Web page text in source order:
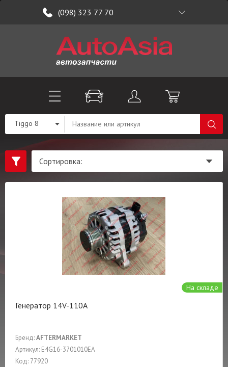
(098) 323 77 70
Tiggo 8
На складе
Генератор 14V-110A
Бренд:AFTERMARKET
Артикул: E4G16-3701010EA
Код: 77920